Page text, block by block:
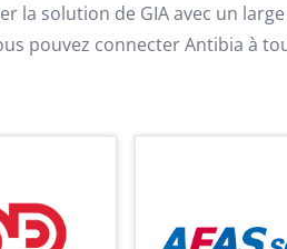
la solution de GIA avec un
pouvez connecter Antibia à